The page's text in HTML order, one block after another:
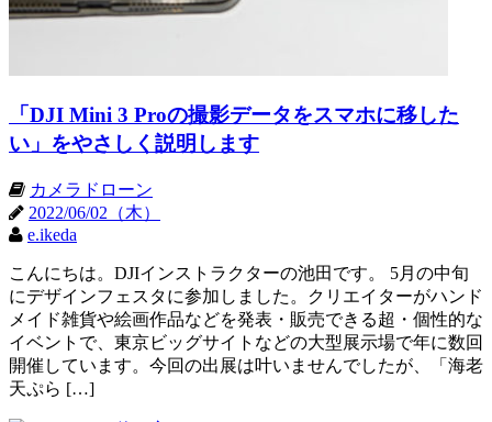
「DJI Mini 3 Proの撮影データをスマホに移した
い」をやさしく説明します
カメラドローン
2022/06/02（木）
e.ikeda
こんにちは。DJIインストラクターの池田です。 5月の中旬
にデザインフェスタに参加しました。クリエイターがハンド
メイド雑貨や絵画作品などを発表・販売できる超・個性的な
イベントで、東京ビッグサイトなどの大型展示場で年に数回
開催しています。今回の出展は叶いませんでしたが、「海老
天ぷら […]